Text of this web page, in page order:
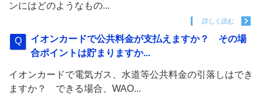
ンにはどのようなもの...
詳しく読む
イオンカードで公共料金が支払えますか？ その場
合ポイントは貯まりますか...
イオンカードで電気ガス、水道等公共料金の引落しはでき
ますか？ できる場合、WAO...